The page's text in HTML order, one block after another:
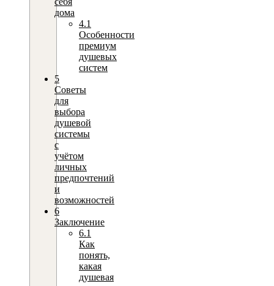
дома
4.1
Особенности
премиум
душевых
систем
5
Советы
для
выбора
душевой
системы
с
учётом
личных
предпочтений
и
возможностей
6
Заключение
6.1
Как
понять,
какая
душевая